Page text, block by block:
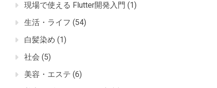
現場で使える Flutter開発入門 (1)
生活・ライフ (54)
白髪染め (1)
社会 (5)
美容・エステ (6)